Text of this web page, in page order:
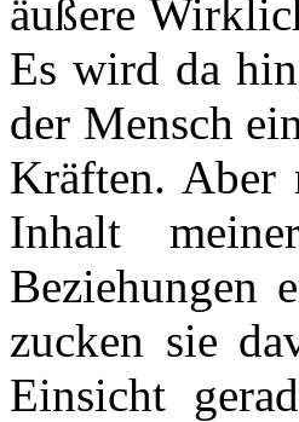
äußere
Es wird da
der Mensch
Kräften. Aber
Inhalt
Beziehungen
zucken sie
Einsicht